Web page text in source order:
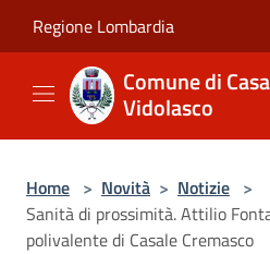
Regione Lombardia
Comune di
Vidolasco
Home > Novità > Notizie >
Sanità di prossimità. Attilio
polivalente di Casale Cremasco